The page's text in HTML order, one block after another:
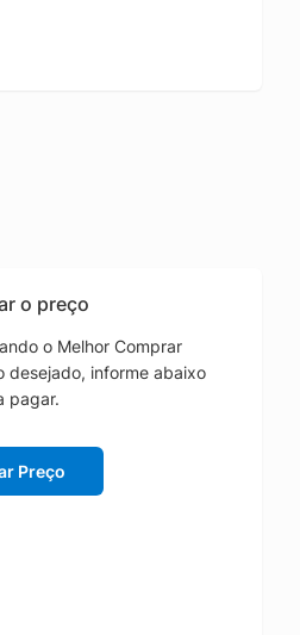
o preço
o Melhor Comprar
desejado, informe abaixo
pagar.
Preço